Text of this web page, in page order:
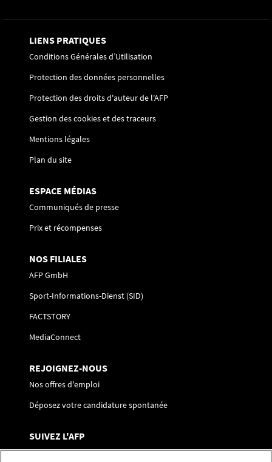
LIENS PRATIQUES
Conditions Générales d’Utilisation
Protection des données personnelles
Protection des droits d'auteur de l'AFP
Gestion des cookies et des traceurs
Mentions légales
Plan du site
ESPACE MÉDIAS
Communiqués de presse
Prix et récompenses
NOS FILIALES
AFP GmbH
Sport-Informations-Dienst (SID)
FACTSTORY
MediaConnect
REJOIGNEZ-NOUS
Nos offres d'emploi
Déposez votre candidature spontanée
SUIVEZ L'AFP
Nous contacter